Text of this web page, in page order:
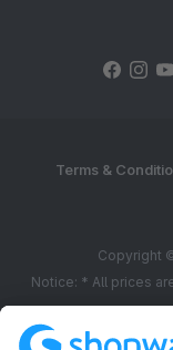
Terms &
Copyright
Notice: * All prices